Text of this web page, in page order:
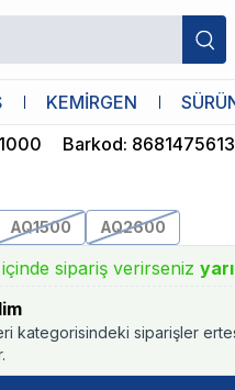
KEMİRGEN
Kafa Motoru 15W
Barkod:
AQ1500 AQ2600
içinde sipariş verirseniz
kategorisindeki siparişler